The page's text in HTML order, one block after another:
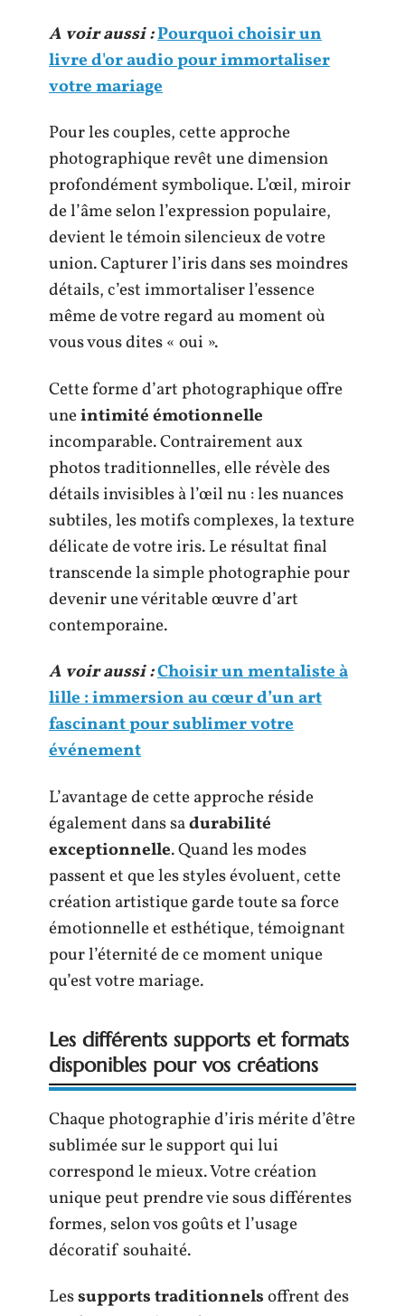
A voir aussi :Pourquoi choisir un
livre d'or audio pour immortaliser
votre mariage
Pour les couples, cette approche
photographique revêt une dimension
profondément symbolique. L’œil, miroir
de l’âme selon l’expression populaire,
devient le témoin silencieux de votre
union. Capturer l’iris dans ses moindres
détails, c’est immortaliser l’essence
même de votre regard au moment où
vous vous dites « oui ».
Cette forme d’art photographique offre
uneintimité émotionnelle
incomparable. Contrairement aux
photos traditionnelles, elle révèle des
détails invisibles à l’œil nu : les nuances
subtiles, les motifs complexes, la texture
délicate de votre iris. Le résultat final
transcende la simple photographie pour
devenir une véritable œuvre d’art
contemporaine.
A voir aussi :Choisir un mentaliste à
lille : immersion au cœur d’un art
fascinant pour sublimer votre
événement
L’avantage de cette approche réside
également dans sadurabilité
exceptionnelle. Quand les modes
passent et que les styles évoluent, cette
création artistique garde toute sa force
émotionnelle et esthétique, témoignant
pour l’éternité de ce moment unique
qu’est votre mariage.
Les différents supports et formats
disponibles pour vos créations
Chaque photographie d’iris mérite d’être
sublimée sur le support qui lui
correspond le mieux. Votre création
unique peut prendre vie sous différentes
formes, selon vos goûts et l’usage
décoratif souhaité.
Lessupports traditionnelsoffrent des